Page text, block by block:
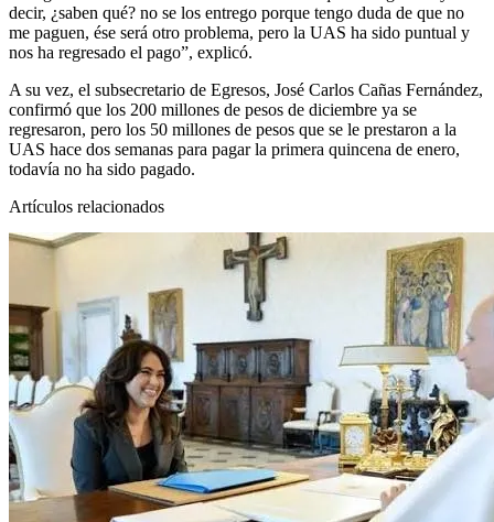
decir, ¿saben qué? no se los entrego porque tengo duda de que no
me paguen, ése será otro problema, pero la UAS ha sido puntual y
nos ha regresado el pago”, explicó.
A su vez, el subsecretario de Egresos, José Carlos Cañas Fernández,
confirmó que los 200 millones de pesos de diciembre ya se
regresaron, pero los 50 millones de pesos que se le prestaron a la
UAS hace dos semanas para pagar la primera quincena de enero,
todavía no ha sido pagado.
Artículos relacionados